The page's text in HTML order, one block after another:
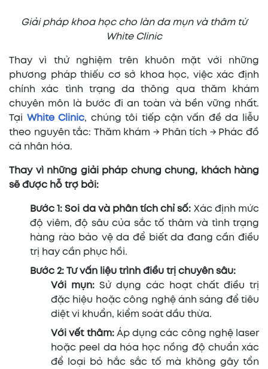
Giải pháp khoa học cho làn da mụn và thâm từ
White Clinic
Thay vì thử nghiệm trên khuôn mặt với những
phương pháp thiếu cơ sở khoa học, việc xác định
chính xác tình trạng da thông qua thăm khám
chuyên môn là bước đi an toàn và bền vững nhất.
Tại White Clinic, chúng tôi tiếp cận vấn đề da liễu
theo nguyên tắc: Thăm khám → Phân tích → Phác đồ
cá nhân hóa.
Thay vì những giải pháp chung chung, khách hàng
sẽ được hỗ trợ bởi:
Bước 1: Soi da và phân tích chỉ số: Xác định mức
độ viêm, độ sâu của sắc tố thâm và tình trạng
hàng rào bảo vệ da để biết da đang cần điều
trị hay cần phục hồi.
Bước 2: Tư vấn liệu trình điều trị chuyên sâu:
Với mụn: Sử dụng các hoạt chất điều trị
đặc hiệu hoặc công nghệ ánh sáng để tiêu
diệt vi khuẩn, kiểm soát dầu thừa.
Với vết thâm:Áp dụng các công nghệ laser
hoặc peel da hóa học nồng độ chuẩn xác
để loại bỏ hắc sắc tố mà không gây tổn